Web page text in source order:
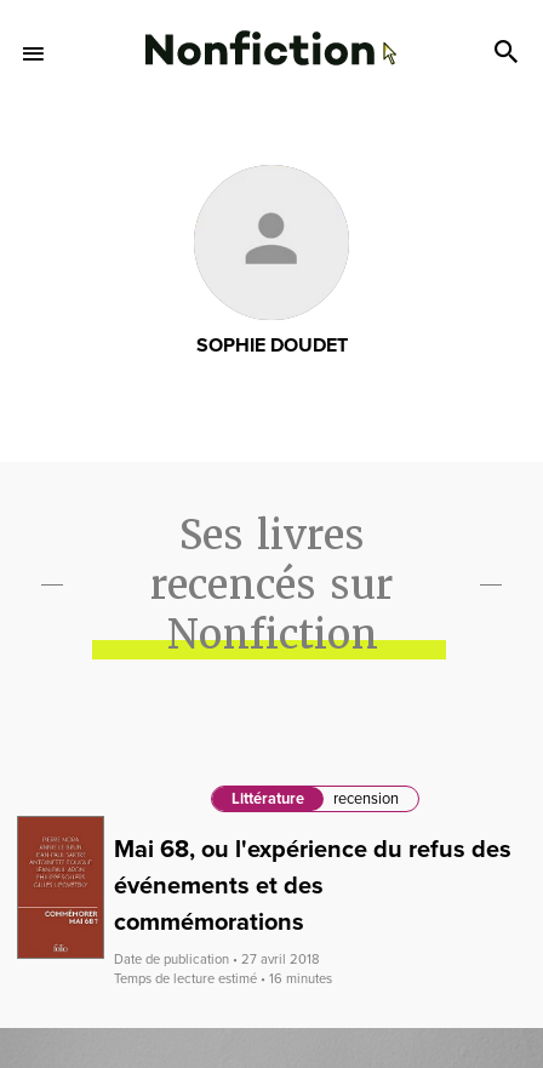
SOPHIE DOUDET
Ses livres
recencés sur
Nonfiction
Littérature recension
Mai 68, ou l'expérience du refus des
événements et des
commémorations
Date de publication • 27 avril 2018
Temps de lecture estimé • 16 minutes